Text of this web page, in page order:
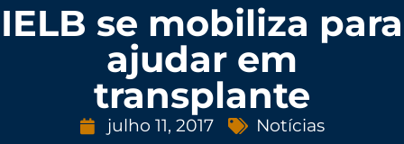
IELB se mobiliza para
ajudar em
transplante
julho 11, 2017 Notícias